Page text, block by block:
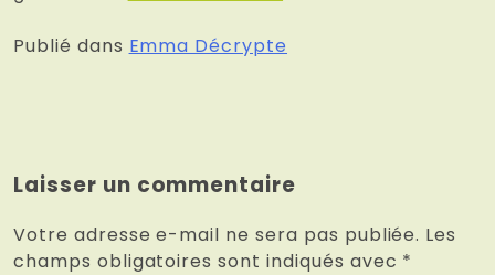
Publié dans Emma Décrypte
Laisser un commentaire
Votre adresse e-mail ne sera pas publiée. Les
champs obligatoires sont indiqués avec *